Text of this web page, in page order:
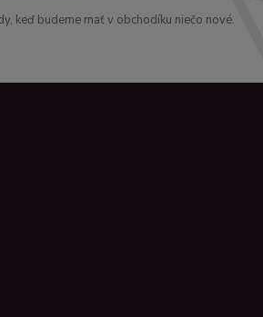
keď budeme mať v obchodíku niečo nové.